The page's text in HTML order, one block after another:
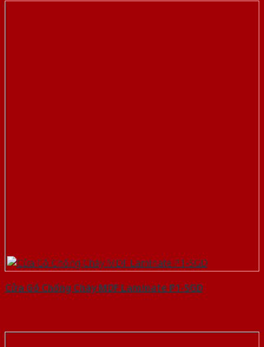
Cửa Gỗ Chống Cháy MDF Laminate P1-SGD